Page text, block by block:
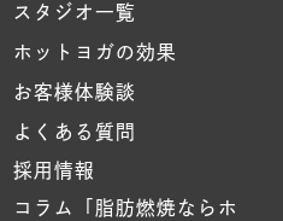
スタジオ一覧
ホットヨガの効果
お客様体験談
よくある質問
採用情報
コラム「脂肪燃焼ならホ